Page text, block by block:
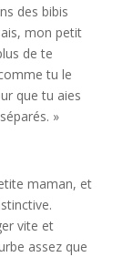
des bibis
mon petit
de te
tu le
que tu aies
»
maman, et
vite et
assez que